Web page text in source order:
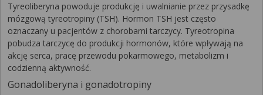
Tyreoliberyna powoduje produkcję i uwalnianie przez przysadkę
mózgową tyreotropiny (TSH). Hormon TSH jest często
oznaczany u pacjentów z chorobami tarczycy. Tyreotropina
pobudza tarczycę do produkcji hormonów, które wpływają na
akcję serca, pracę przewodu pokarmowego, metabolizm i
codzienną aktywność.
Gonadoliberyna i gonadotropiny